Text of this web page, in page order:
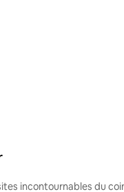
incontournables du